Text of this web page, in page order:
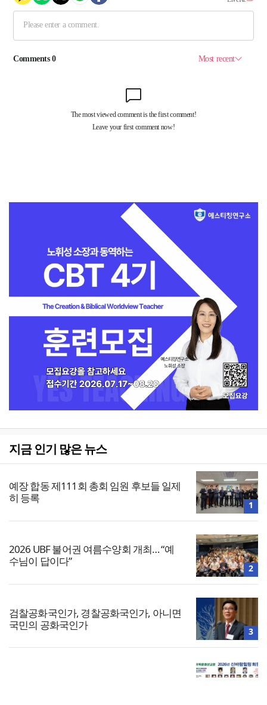
지금 인기 많은 뉴스
예장 합동 제111회 총회 임원 후보들 일제
히 등록
1
2026 UBF 불어권 여름수양회 개최… “예
수님이 답이다”
2
검찰공화국인가, 경찰공화국인가, 아니면
국민의 공화국인가
3